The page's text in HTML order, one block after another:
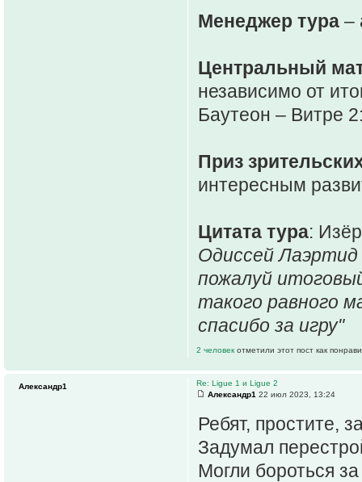
Менеджер тура –
Центральный
независимо от
Баутеон – Витре
Приз
интересным
Цитата тура:
Одиссей Лаэртид
пожалуй
такого равного
спасибо за игру"
2 человек отметили этот пост как
Re: Ligue 1 и Ligue 2
Александр1 22 июл 2023, 13:24
Ребят, простите,
Задумал
Могли бороться
Александр1